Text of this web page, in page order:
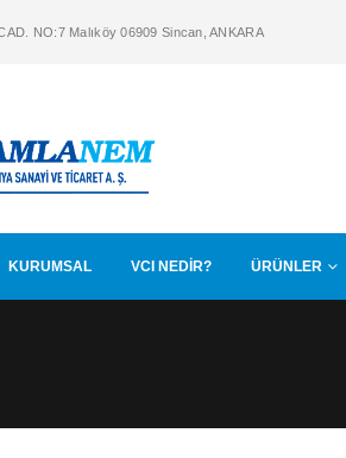
NO:7 Malıköy 06909 Sincan, ANKARA
KURUMSAL VCI NEDİR? ÜRÜNLER